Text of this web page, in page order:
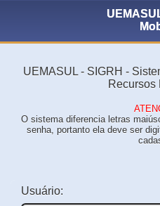
UEMASUL - SIGRH -
Recursos
O sistema diferencia letras
senha, portanto ela deve ser
Usuário: